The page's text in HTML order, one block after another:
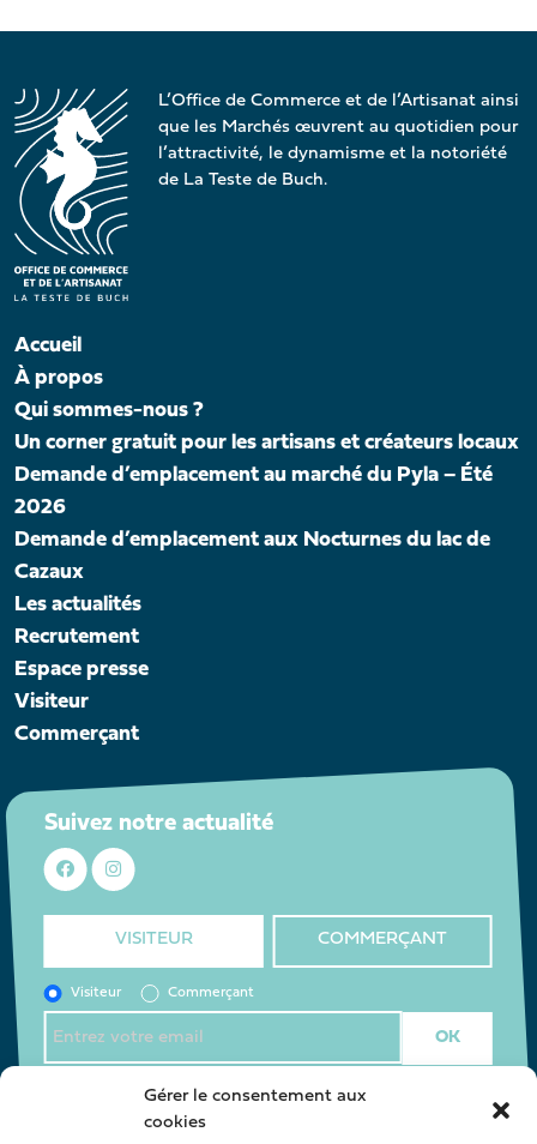
Gérer le consentement aux
cookies
L’Office de Commerce et de l’Artisanat ainsi
que les Marchés œuvrent au quotidien pour
l’attractivité, le dynamisme et la notoriété
de La Teste de Buch.
Accueil
À propos
Qui sommes-nous ?
Un corner gratuit pour les artisans et créateurs locaux
Demande d’emplacement au marché du Pyla – Été
2026
Demande d’emplacement aux Nocturnes du lac de
Cazaux
Les actualités
Recrutement
Espace presse
Visiteur
Commerçant
Suivez notre actualité
VISITEUR COMMERÇANT
Visiteur Commerçant